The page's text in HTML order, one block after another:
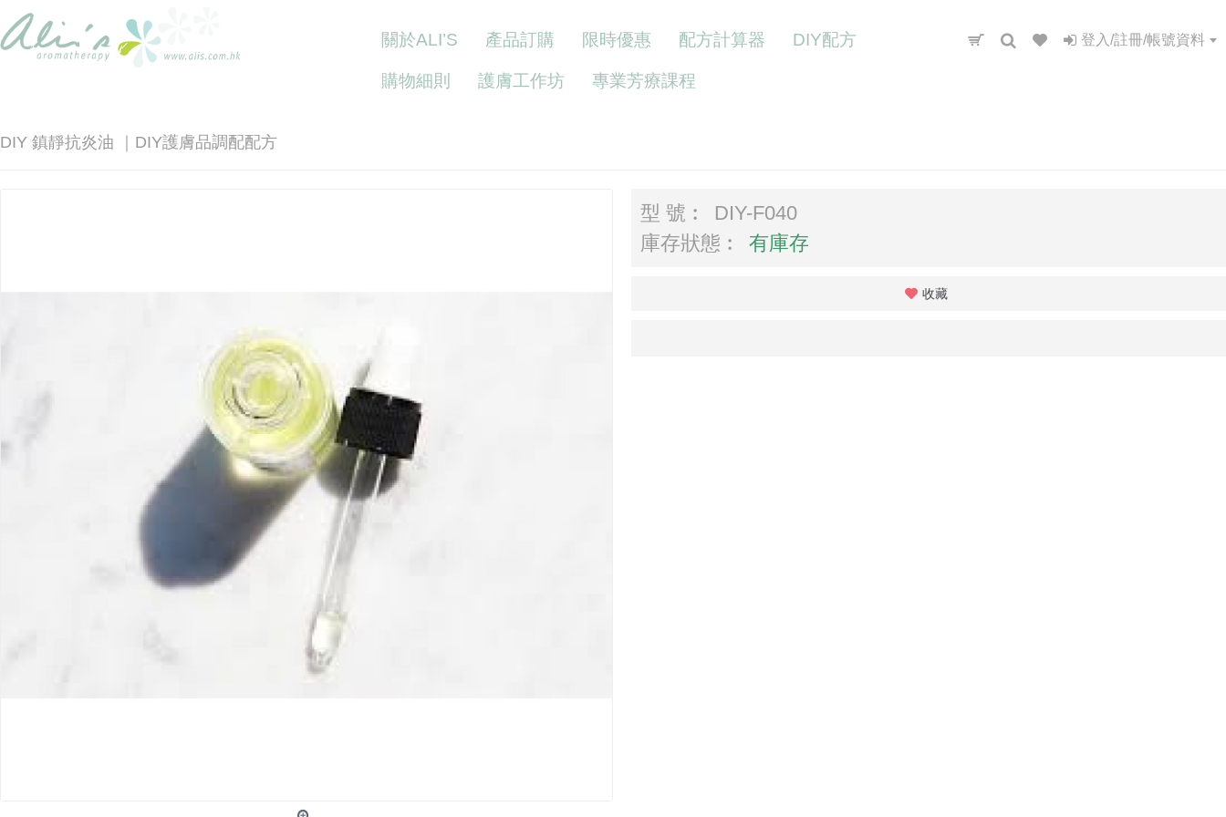
登入/註冊/帳號資料
關於ALI’S 產品訂購 限時優惠 配方計算器 DIY配方
購物細則 護膚工作坊 專業芳療課程
DIY 鎮靜抗炎油 ｜DIY護膚品調配配方
型 號︰
DIY-F040
庫存狀態︰
有庫存
收藏